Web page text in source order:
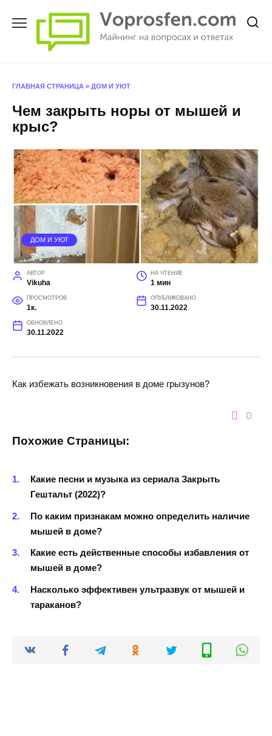
ГЛАВНАЯ СТРАНИЦА » ДОМ И УЮТ
Чем закрыть норы от мышей и
крыс?
ДОМ И УЮТ
АВТОР
Vikuha
НА ЧТЕНИЕ
1 мин
ПРОСМОТРОВ
1к.
ОПУБЛИКОВАНО
30.11.2022
ОБНОВЛЕНО
30.11.2022
Как избежать возникновения в доме грызунов?
0
Похожие Страницы:
Какие песни и музыка из сериала Закрыть
Гештальт (2022)?
По каким признакам можно определить наличие
мышей в доме?
Какие есть действенные способы избавления от
мышей в доме?
Насколько эффективен ультразвук от мышей и
тараканов?